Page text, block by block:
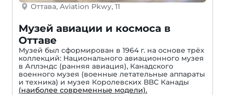
Оттава, Aviation Pkwy, 11
Музей авиации и космоса в
Оттаве
Музей был сформирован в 1964 г. на основе трёх
коллекций: Национального авиационного музея
в Аплэндс (ранняя авиация), Канадского
военного музея (военные летательные аппараты
и техника) и музея Королевских ВВС Канады
(наиболее современные модели).